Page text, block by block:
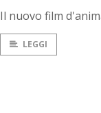
Il nuovo film
LEGGI